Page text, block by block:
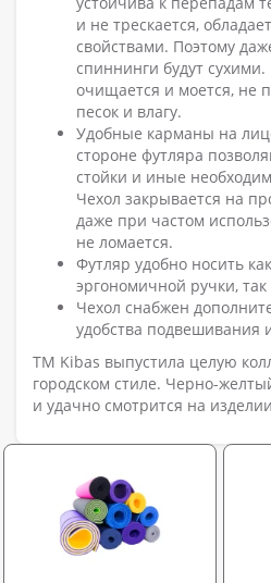
и не трескается,
свойствами. Поэтому
спиннинги будут
очищается и моется, не
песок и влагу.
Удобные карманы на
стороне футляра
стойки и иные
Чехол закрывается на
даже при частом
не ломается.
Футляр удобно носить
эргономичной ручки,
Чехол снабжен
удобства подвешивания
ТМ Kibas выпустила целую
городском стиле. Черно-
и удачно смотрится на